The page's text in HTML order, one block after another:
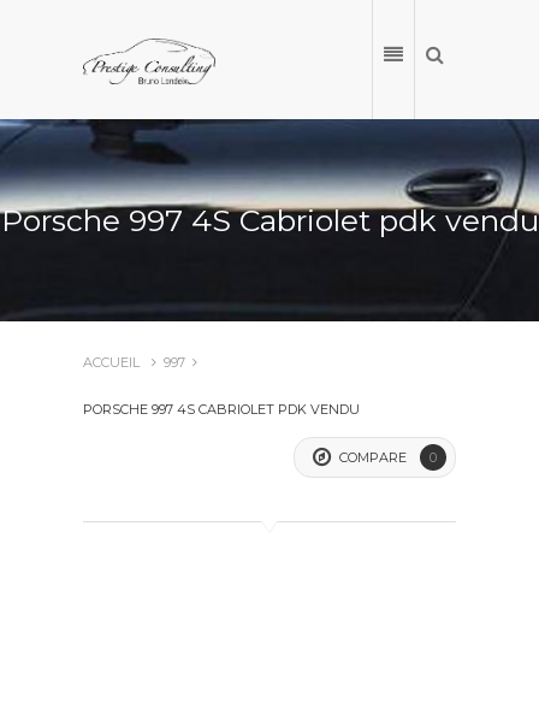
NOS VÉHICULES
Porsche 997 4S Cabriolet pdk vendu
ACCUEIL 997
PORSCHE 997 4S CABRIOLET PDK VENDU
COMPARE 0